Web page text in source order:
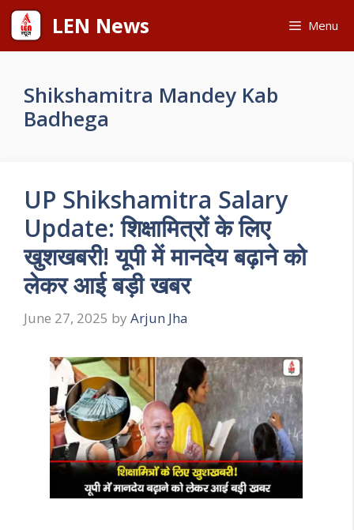
Skip
content
LEN News Menu
Shikshamitra Mandey Kab
Badhega
UP Shikshamitra Salary
Update: शिक्षामित्रों के लिए
खुशखबरी! यूपी में मानदेय बढ़ाने को
लेकर आई बड़ी खबर
June 27, 2025 by Arjun Jha